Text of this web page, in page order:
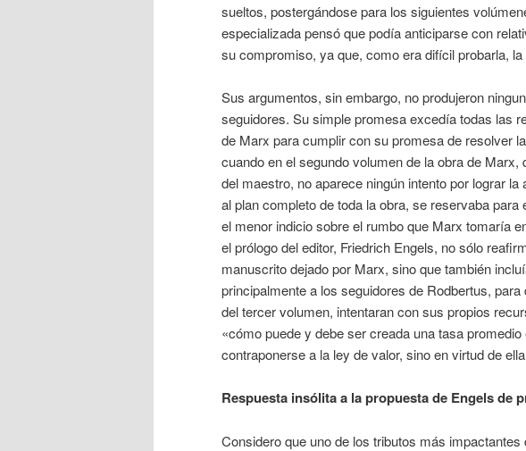
sueltos, postergándose para los siguientes
especializada pensó que podía anticiparse con
su compromiso, ya que, como era difícil probarla,
Sus argumentos, sin embargo, no produjeron
seguidores. Su simple promesa excedía todas las
de Marx para cumplir con su promesa de resolver
cuando en el segundo volumen de la obra de
del maestro, no aparece ningún intento por lograr
al plan completo de toda la obra, se reservaba
el menor indicio sobre el rumbo que Marx tomaría
el prólogo del editor, Friedrich Engels, no sólo
manuscrito dejado por Marx, sino que también
principalmente a los seguidores de Rodbertus,
del tercer volumen, intentaran con sus propios
«cómo puede y debe ser creada una tasa
contraponerse a la ley de valor, sino en virtud de
Respuesta insólita a la propuesta de Engels de
Considero que uno de los tributos más